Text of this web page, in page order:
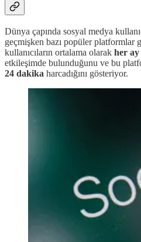
Dünya çapında sosyal medya
geçmişken bazı popüler platformlar
kullanıcıların ortalama olarak her ay
etkileşimde bulunduğunu ve bu
24 dakika harcadığını gösteriyor.